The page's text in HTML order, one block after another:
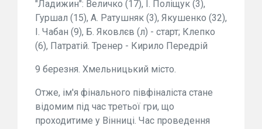
"Ладижин": Величко (17), І. Поліщук (3),
Гуршал (15), А. Ратушняк (3), Якушенко (32),
І. Чабан (9), Б. Яковлєв (л) - старт; Клепко
(6), Патратій. Тренер - Кирило Передрій
9 березня. Хмельницький місто.
Отже, ім'я фінального півфіналіста стане
відомим під час третьої гри, що
проходитиме у Вінниці. Час проведення